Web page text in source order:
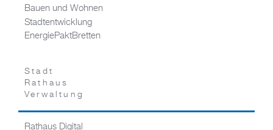
Bauen und Wohnen
Stadtentwicklung
EnergiePaktBretten
Stadt
Rathaus
Verwaltung
Rathaus Digital